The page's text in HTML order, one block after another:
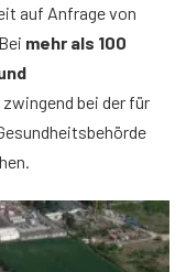
auf Anfrage von
mehr als 100
bei der für